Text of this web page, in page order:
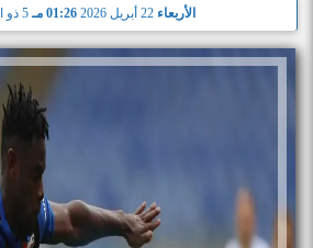
الأربعاء 22 أبريل 2026 01:26 مـ 5 ذو القعدة 1447